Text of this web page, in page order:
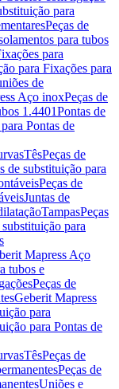
para
Peças de
para tubos
para
para Fixações para
de
Aço inoxPeças de
1.4401Pontas de
Pontas de
TêsPeças de
de substituição para
Peças de
Juntas de
TampasPeças
substituição para
Mapress Aço
tubos e
Peças de
Geberit Mapress
para
para Pontas de
TêsPeças de
Peças de
Uniões e